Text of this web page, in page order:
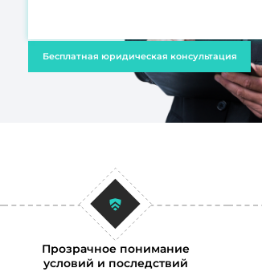
Бесплатная юридическая консультация
Прозрачное понимание
условий и последствий